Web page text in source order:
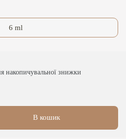
6 ml
В кошик
накопичувальної знижки